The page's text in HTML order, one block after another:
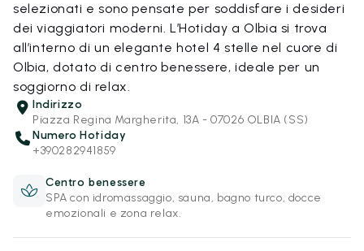
selezionati e sono pensate per soddisfare i desideri
dei viaggiatori moderni. L’Hotiday a Olbia si trova
all’interno di un elegante hotel 4 stelle nel cuore di
Olbia, dotato di centro benessere, ideale per un
soggiorno di relax.
Indirizzo
Piazza Regina Margherita, 13A - 07026 OLBIA (SS)
Numero Hotiday
+390282941859
Centro benessere
SPA con idromassaggio, sauna, bagno turco, docce
emozionali e zona relax.